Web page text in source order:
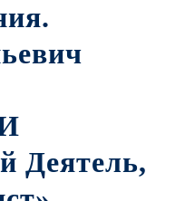
Деятель,